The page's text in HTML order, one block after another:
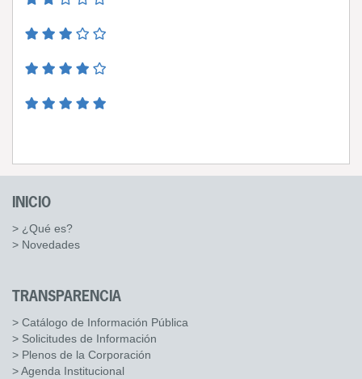
INICIO
> ¿Qué es?
> Novedades
TRANSPARENCIA
> Catálogo de Información Pública
> Solicitudes de Información
> Plenos de la Corporación
> Agenda Institucional